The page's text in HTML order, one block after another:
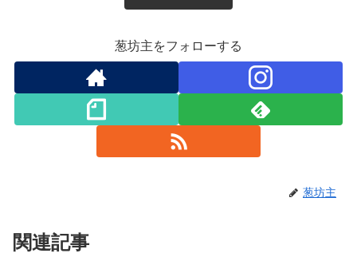
葱坊主をフォローする
葱坊主
関連記事